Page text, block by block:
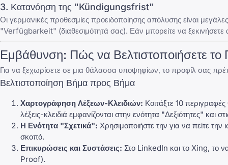
3. Κατανόηση της "Kündigungsfrist"
Οι γερμανικές προθεσμίες προειδοποίησης απόλυσης είναι
"Verfügbarkeit" (διαθεσιμότητά σας). Εάν μπορείτε να
Εμβάθυνση: Πώς να Βελτιστοποιήσετε
Για να ξεχωρίσετε σε μια θάλασσα υποψηφίων, το προφίλ σας
Βελτιστοποίηση Βήμα προς Βήμα
Χαρτογράφηση Λέξεων-Κλειδιών: Κοιτάξτε 10
λέξεις-κλειδιά εμφανίζονται στην ενότητα "Δεξιότητες" και
Η Ενότητα "Σχετικά": Χρησιμοποιήστε την για να πείτε
σκοπό.
Επικυρώσεις και Συστάσεις: Στο LinkedIn και το Xing, το
Proof).